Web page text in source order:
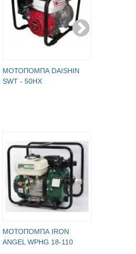
МОТОПОМПА DAISHIN
SWT - 50HX
МОТОПОМПА IRON
ANGEL WPHG 18-110